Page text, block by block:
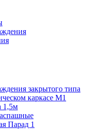
закрытого типа
каркасе М1
1,5м
Парад 1